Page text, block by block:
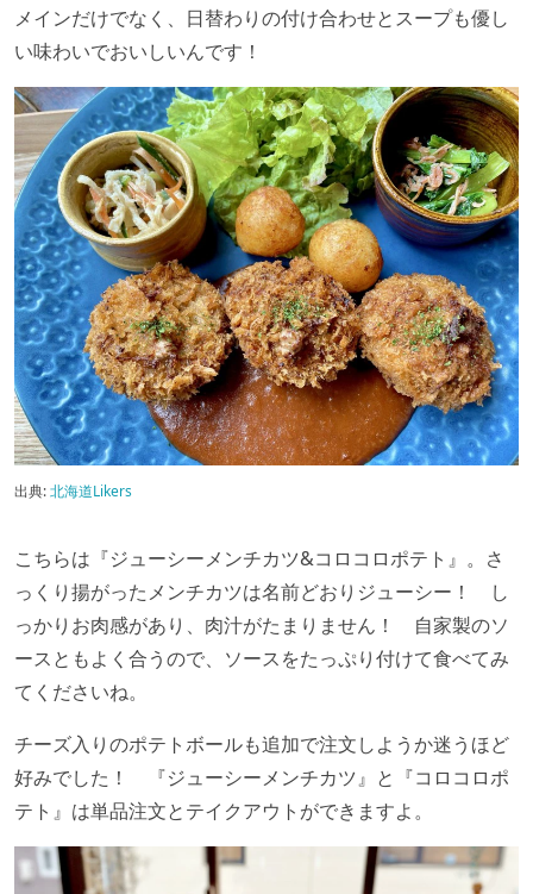
メインだけでなく、日替わりの付け合わせとスープも優し
い味わいでおいしいんです！
出典:北海道Likers
こちらは『ジューシーメンチカツ&コロコロポテト』。 さ
っくり揚がったメンチカツは名前どおりジューシー！ し
っかりお肉感があり、肉汁がたまりません！ 自家製のソ
ースともよく合うので、ソースをたっぷり付けて食べてみ
てくださいね。
チーズ入りのポテトボールも追加で注文しようか迷うほど
好みでした！
『ジューシーメンチカツ』と『コロコロポ
テト』は単品注文とテイクアウトができますよ。